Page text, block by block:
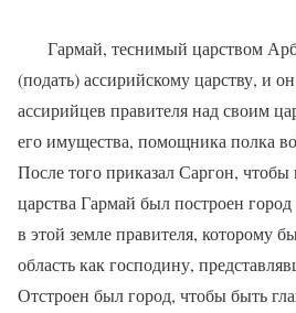
Гармай, теснимый царством
(подать) ассирийскому царству, и
ассирийцев правителя над своим
его имущества, помощника полка
После того приказал Саргон, чтобы
царства Гармай был построен
в этой земле правителя, которому
область как господину,
Отстроен был город, чтобы быть